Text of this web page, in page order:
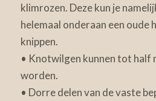
klimrozen. Deze kun je
helemaal onderaan een
knippen.
• Knotwilgen kunnen tot half
worden.
• Dorre delen van de vaste